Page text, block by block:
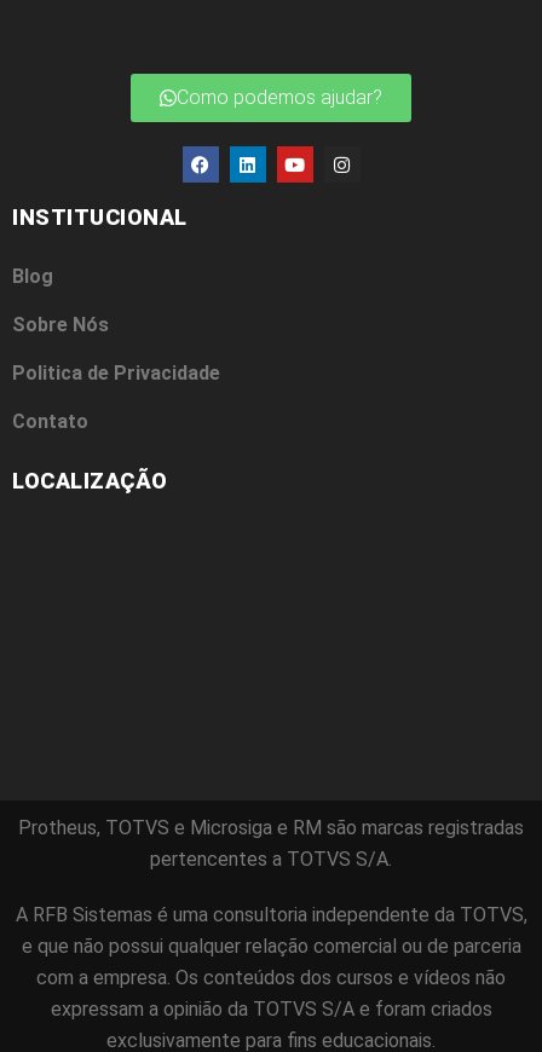
Como podemos ajudar?
INSTITUCIONAL
Blog
Sobre Nós
Politica de Privacidade
Contato
LOCALIZAÇÃO
Protheus, TOTVS e Microsiga e RM são marcas registradas
pertencentes a TOTVS S/A.
A RFB Sistemas é uma consultoria independente da TOTVS,
e que não possui qualquer relação comercial ou de parceria
com a empresa. Os conteúdos dos cursos e vídeos não
expressam a opinião da TOTVS S/A e foram criados
exclusivamente para fins educacionais.